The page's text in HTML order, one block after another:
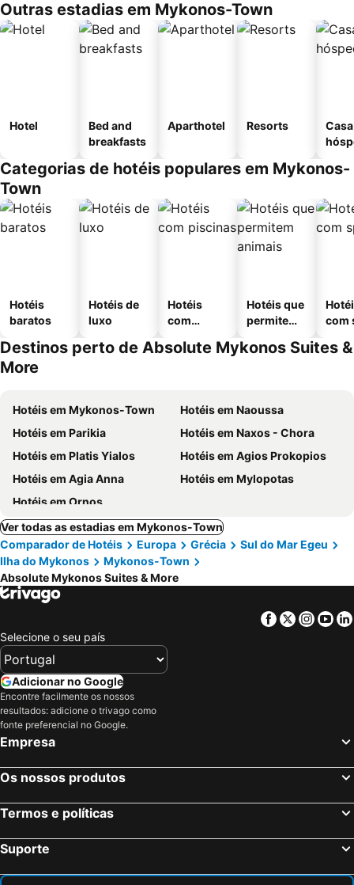
Outras estadias em Mykonos-Town
Hotel
Bed and
breakfasts
Aparthotel Resorts
Categorias de hotéis populares em Mykonos-
Town
Hotéis
baratos
Hotéis de
luxo
Hotéis
com
Hotéis que
permitem
com
Destinos perto de Absolute Mykonos Suites &
More
Hotéis em Mykonos-Town
Hotéis em Naoussa
Hotéis em Parikia
Hotéis em Naxos - Chora
Hotéis em Platis Yialos
Hotéis em Agios Prokopios
Hotéis em Agia Anna
Hotéis em Mylopotas
Hotéis em Ornos
Ver todas as estadias em Mykonos-Town
Comparador de Hotéis
Europa Grécia
Sul do Mar Egeu
Ilha do Mykonos
Mykonos-Town
Absolute Mykonos Suites & More
Facebook
Twitter
Selecione o seu país
Adicionar no Google
Encontre facilmente os nossos
resultados: adicione o trivago como
fonte preferencial no Google.
Empresa
Os nossos produtos
Termos e políticas
Suporte